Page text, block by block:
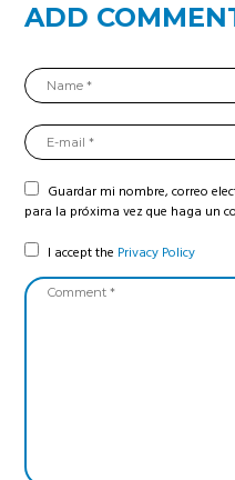
ADD
Guardar mi nombre, correo
para la próxima vez que haga un
I accept the Privacy Policy